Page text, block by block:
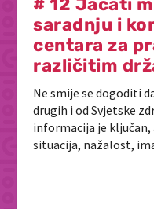
saradnju i
centara za
različitim
Ne smije se dogoditi
drugih i od Svjetske
informacija je
situacija, nažalost,